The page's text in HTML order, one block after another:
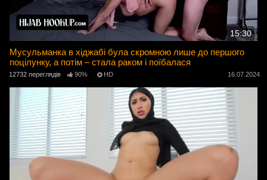
15:30
Мусульманка в хіджабі була скромною лише до першого
поцілунку, а потім – стала раком і поїбалася
12732 переглядів 90% HD 16.07.2024